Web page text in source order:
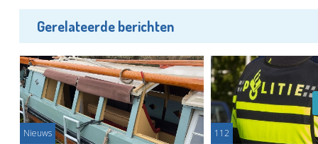
Gerelateerde berichten
Nieuws 112